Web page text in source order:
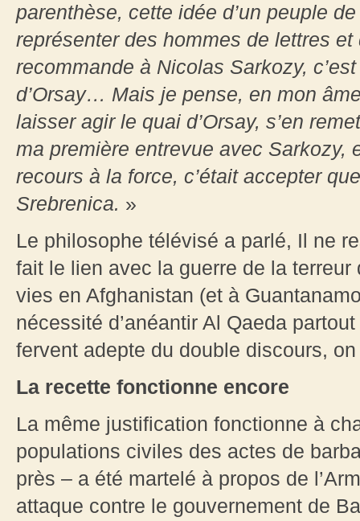
parenthèse, cette idée d’un peuple
représenter des hommes de lettres
recommande à Nicolas Sarkozy,
d’Orsay… Mais je pense, en mon
laisser agir le quai d’Orsay, s’en
ma première entrevue avec Sarkozy,
recours à la force, c’était accepter
Srebrenica. »
Le philosophe télévisé a parlé, Il ne
fait le lien avec la guerre de la
vies en Afghanistan (et à
nécessité d’anéantir Al Qaeda
fervent adepte du double discours,
La recette fonctionne encore
La même justification fonctionne à
populations civiles des actes de
près – a été martelé à propos de
attaque contre le gouvernement de